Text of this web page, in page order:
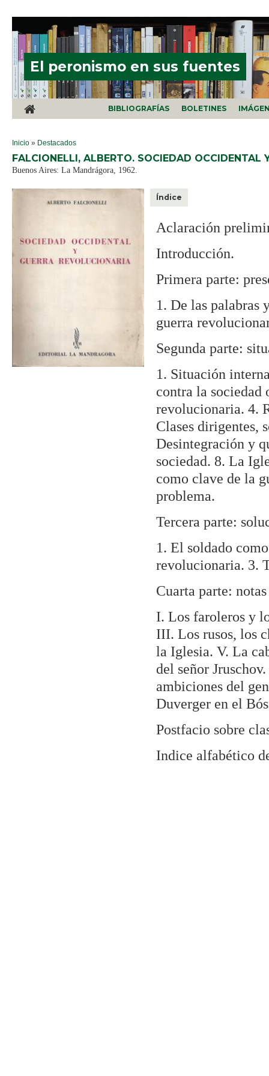
El peronismo en sus fuentes
BIBLIOGRAFÍAS BOLETINES
SE ENCUENTRA USTED AQUÍ
Inicio » Destacados
FALCIONELLI, ALBERTO. SOCIEDAD OCCIDENTAL
Buenos Aires: La Mandrágora, 1962.
Índice
Aclaración
Introducción.
Primera parte:
1. De las palabras
guerra
Segunda parte:
1. Situación
contra la
revolucionaria. 4.
Clases dirigentes,
Desintegración y
sociedad. 8. La
como clave de la
problema.
Tercera parte:
1. El soldado
revolucionaria. 3.
Cuarta parte:
I. Los faroleros y
III. Los rusos, los
la Iglesia. V. La
del señor
ambiciones del
Duverger en el
Postfacio sobre
Indice alfabético